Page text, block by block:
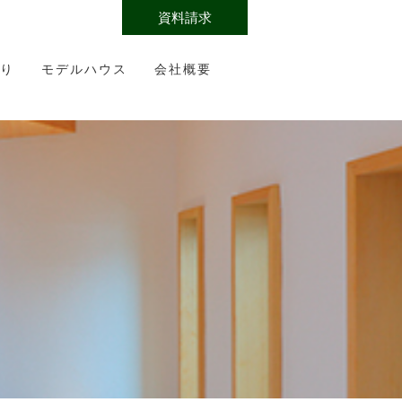
資料請求
モデルハウス 会社概要